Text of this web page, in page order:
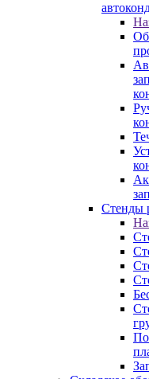
Стенды